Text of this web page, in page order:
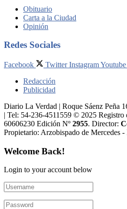
Obituario
Carta a la Ciudad
Opinión
Redes Sociales
Facebook Twitter InstagramYoutube
Redacción
Publicidad
Diario La Verdad | Roque Sáenz Peña
| Tel: 54-236-4511559 © 2025 Registro
60606230 Edición Nº 2955. Director:​
Propietario:​ Arzobispado de Mercedes -
Welcome Back!
Login to your account below